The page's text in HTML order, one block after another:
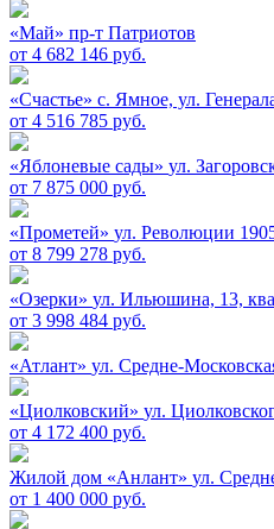
«Май» пр-т Патриотов
от 4 682 146 руб.
«Счастье» c. Ямное, ул.
от 4 516 785 руб.
«Яблоневые сады» ул.
от 7 875 000 руб.
«Прометей» ул. Революции
от 8 799 278 руб.
«Озерки» ул. Ильюшина, 13,
от 3 998 484 руб.
«Атлант» ул. Средне-
«Циолковский» ул.
от 4 172 400 руб.
Жилой дом «Анлант» ул.
от 1 400 000 руб.